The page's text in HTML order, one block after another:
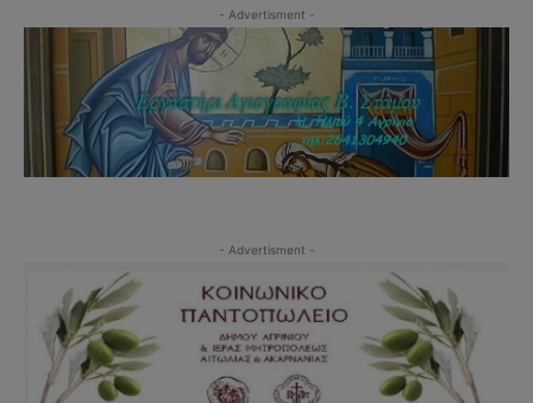
- Advertisment -
- Advertisment -